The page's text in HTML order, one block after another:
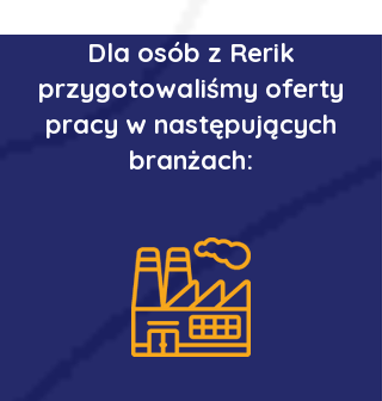
Dla osób z Rerik
przygotowaliśmy oferty
pracy w następujących
branżach: